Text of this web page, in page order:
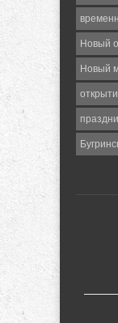
Новый
Новый